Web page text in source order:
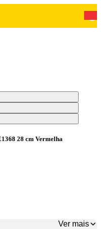
28 cm Vermelha
Ver mais